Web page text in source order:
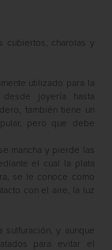
cubiertos, charolas y
utilizado para la
joyería hasta
también tiene un
pero que debe
mancha y pierde las
el cual la plata
se le conoce como
con el aire, la luz
sulfuración, y aunque
para evitar el